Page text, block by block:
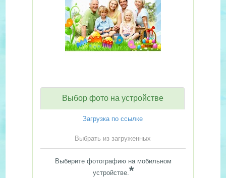
Выбор фото на устройстве
Загрузка по ссылке
Выбрать из загруженных
Выберите фотографию на мобильном
устройстве.*